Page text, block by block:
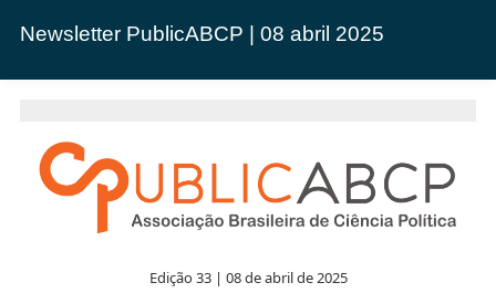
Newsletter PublicABCP | 08 abril 2025
Edição 33 | 08 de abril de 2025